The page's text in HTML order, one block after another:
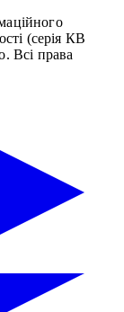
(серія КВ
Всі права